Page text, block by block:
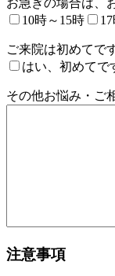
10時～15時
ご来院は初めてで
はい、初めてで
その他お悩み・ご
注意事項